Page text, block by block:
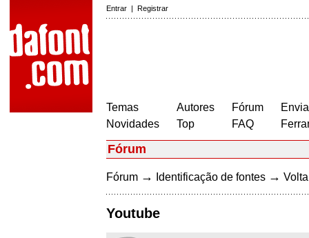
Entrar | Registrar
Temas
Novidades
Autores
Top
Fórum
FAQ
Fórum
Fórum → Identificação de fontes →
Youtube